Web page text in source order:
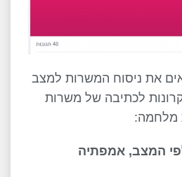
את ניסוח המשרות למצב
לכתיבה של משרות
מלחמה: